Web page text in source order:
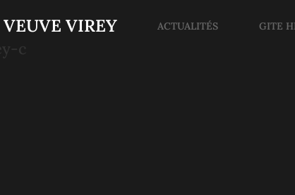
VEUVE VIREY ACTUALITÉS GITE
c